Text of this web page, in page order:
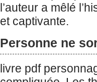
l’auteur a mêlé
et captivante.
Personne ne
livre pdf